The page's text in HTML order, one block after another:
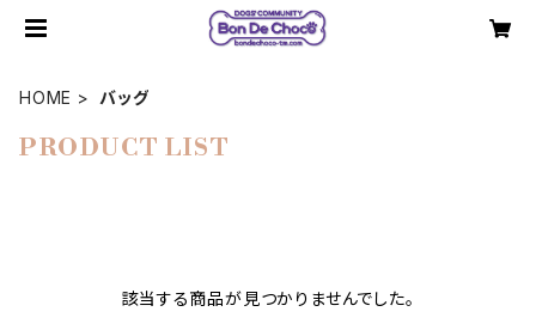
HOME バッグ
PRODUCT LIST
該当する商品が見つかりませんでした。